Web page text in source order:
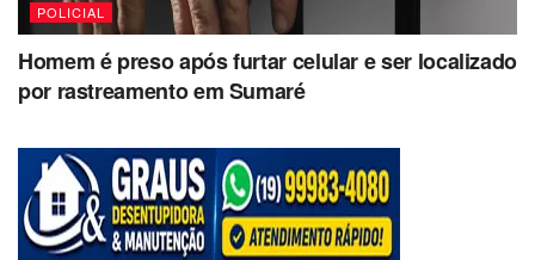
POLICIAL
Homem é preso após furtar celular e ser localizado
por rastreamento em Sumaré